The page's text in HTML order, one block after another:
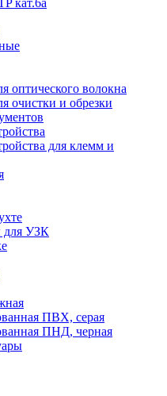
кат.6а
оптического волокна
очистки и обрезки
для клемм и
для УЗК
ПВХ, серая
ПНД, черная